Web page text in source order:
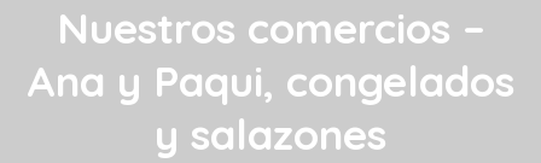
Nuestros comercios –
Ana y Paqui, congelados
y salazones